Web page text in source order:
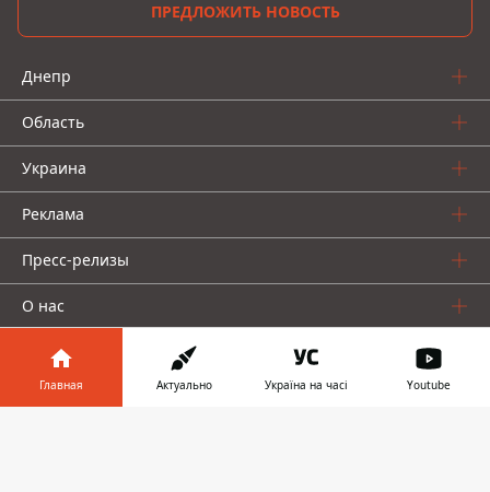
ПРЕДЛОЖИТЬ НОВОСТЬ
Днепр
Область
Украина
Реклама
Пресс-релизы
О нас
Главная Актуально Україна на часі Youtube